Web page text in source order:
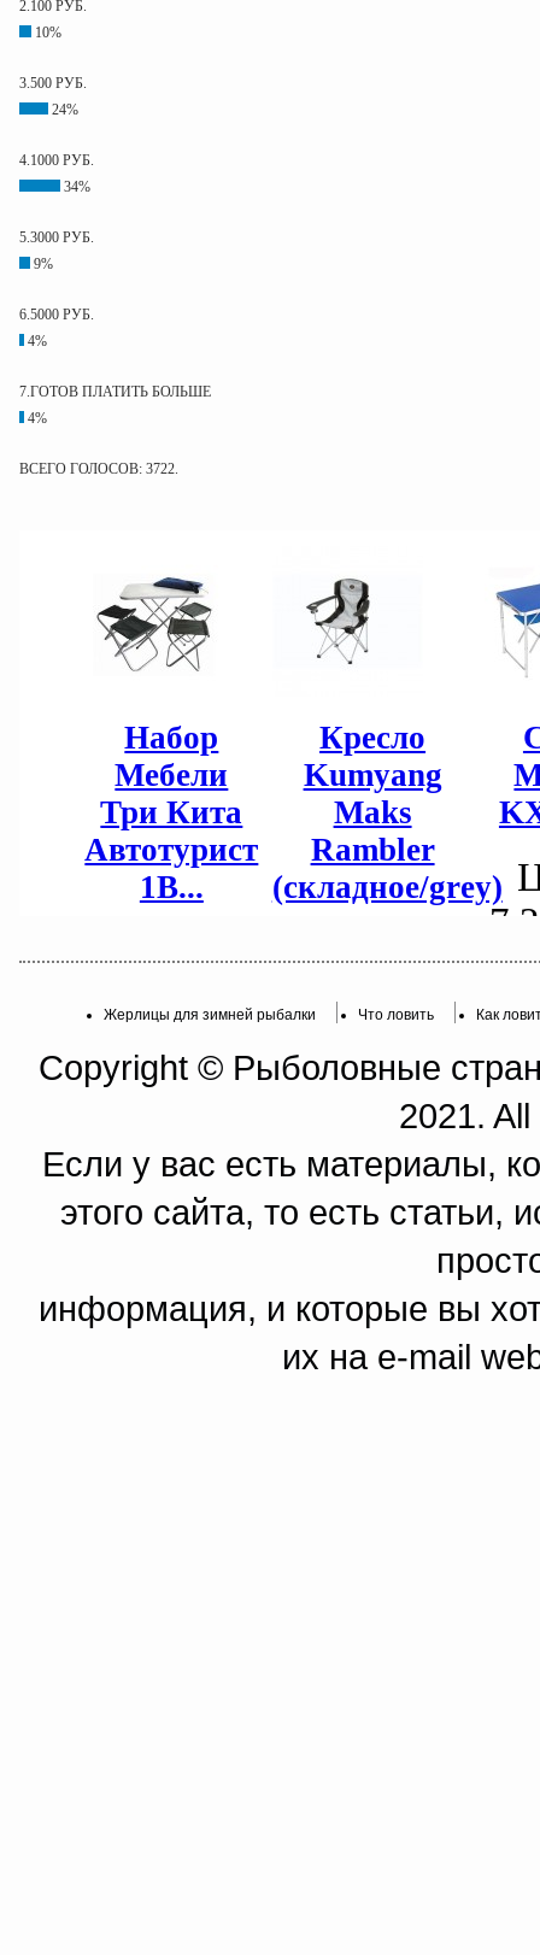
2.100 РУБ.
10%
3.500 РУБ.
24%
4.1000 РУБ.
34%
5.3000 РУБ.
9%
6.5000 РУБ.
4%
7.ГОТОВ ПЛАТИТЬ БОЛЬШЕ
4%
ВСЕГО ГОЛОСОВ: 3722.
Жерлицы для зимней рыбалки Что ловить Как
Copyright © Рыболовные
2021.
Если у вас есть материалы,
этого сайта, то есть
информация, и которые вы
их на e-mail